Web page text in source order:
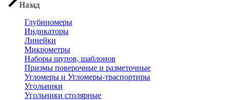
Назад
Глубиномеры
Индикаторы
Линейки
Микрометры
Наборы щупов, шаблонов
Призмы поверочные и разметочные
Угломеры и Угломеры-траспортиры
Угольники
Угольники столярные